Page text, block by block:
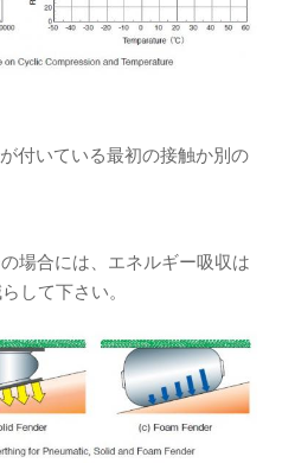
付いている最初の接触か別の
場合には、エネルギー吸収は
して下さい。